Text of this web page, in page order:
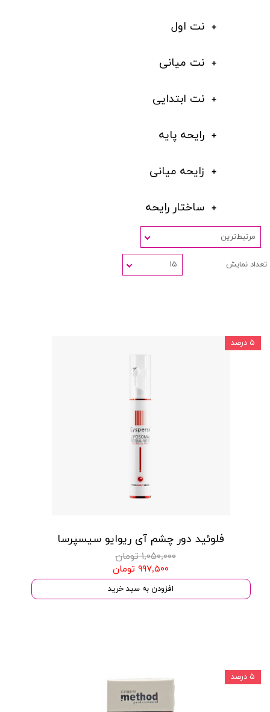
نت اول
نت میانی
نت ابتدایی
رایحه پایه
زایحه میانی
ساختار رایحه
مرتبط‌ترین
تعداد نمایش ۱۵
فلوئید دور چشم آی ریوایو سیسپرسا
۱,۰۵۰,۰۰۰ تومان
۹۹۷,۵۰۰ تومان
افزودن به سبد خرید
۵ درصد
۵ درصد